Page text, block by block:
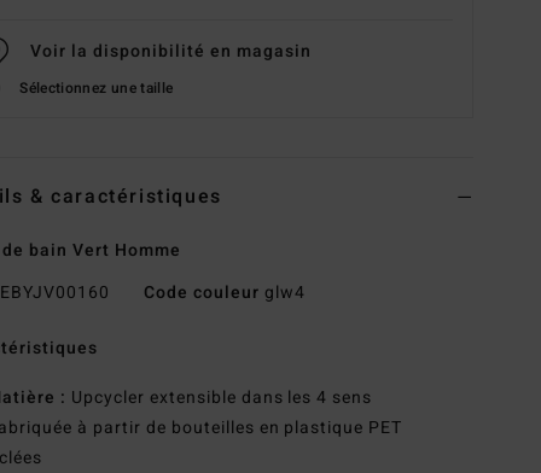
Voir la disponibilité en magasin
Sélectionnez une taille
& caractéristiques
bain Vert Homme
EBYJV00160 Code couleur glw4
: Upcycler extensible dans les 4 sens
à partir de bouteilles en plastique PET